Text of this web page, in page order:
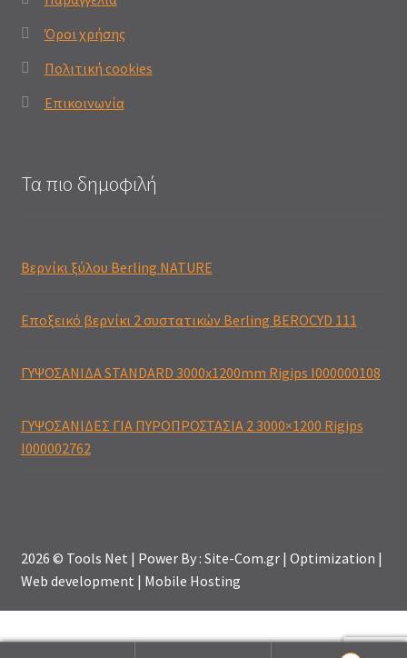
Όροι χρήσης
Πολιτική cookies
Επικοινωνία
Τα πιο δημοφιλή
Βερνίκι ξύλου Berling NATURE
Εποξεικό βερνίκι 2 συστατικών Berling BEROCYD 111
ΓΥΨΟΣΑΝΙΔΑ STANDARD 3000x1200mm Rigips Ι000000108
ΓΥΨΟΣΑΝΙΔΕΣ ΓΙΑ ΠΥΡΟΠΡΟΣΤΑΣΙΑ 2 3000×1200 Rigips
I000002762
2026 © Tools Net | Power By : Site-Com.gr | Optimization |
Web development | Mobile Hosting